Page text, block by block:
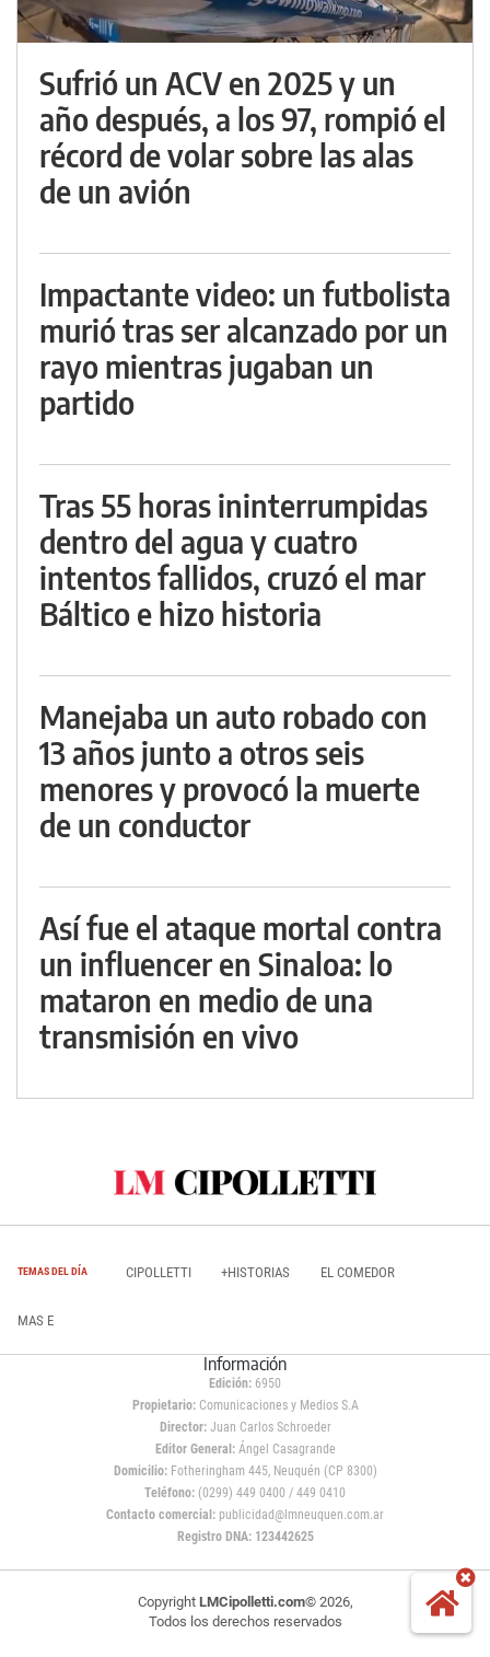
Sufrió un ACV en 2025 y un
año después, a los 97, rompió el
récord de volar sobre las alas
de un avión
Impactante video: un futbolista
murió tras ser alcanzado por un
rayo mientras jugaban un
partido
Tras 55 horas ininterrumpidas
dentro del agua y cuatro
intentos fallidos, cruzó el mar
Báltico e hizo historia
Manejaba un auto robado con
13 años junto a otros seis
menores y provocó la muerte
de un conductor
Así fue el ataque mortal contra
un influencer en Sinaloa: lo
mataron en medio de una
transmisión en vivo
TEMAS DEL DÍA CIPOLLETTI +HISTORIAS EL COMEDOR
MAS E
Información
Edición: 6950
Propietario:Comunicaciones y Medios S.A
Director: Juan Carlos Schroeder
Editor General:Ángel Casagrande
Domicilio:Fotheringham 445, Neuquén (CP 8300)
Teléfono: (0299) 449 0400 / 449 0410
Contacto comercial: publicidad@lmneuquen.com.ar
Registro DNA: 123442625
Copyright LMCipolletti.com© 2026,
Todos los derechos reservados